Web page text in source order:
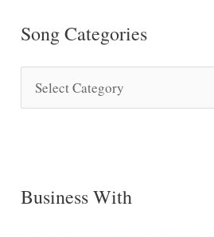
Song Categories
o
C
Business With